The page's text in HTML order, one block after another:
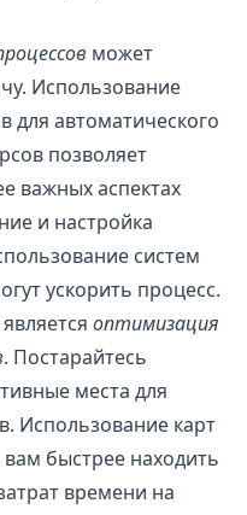
может
Использование
для автоматического
позволяет
важных аспектах
и настройка
систем
ускорить процесс.
оптимизация
. Постарайтесь
места для
Использование карт
быстрее находить
времени на